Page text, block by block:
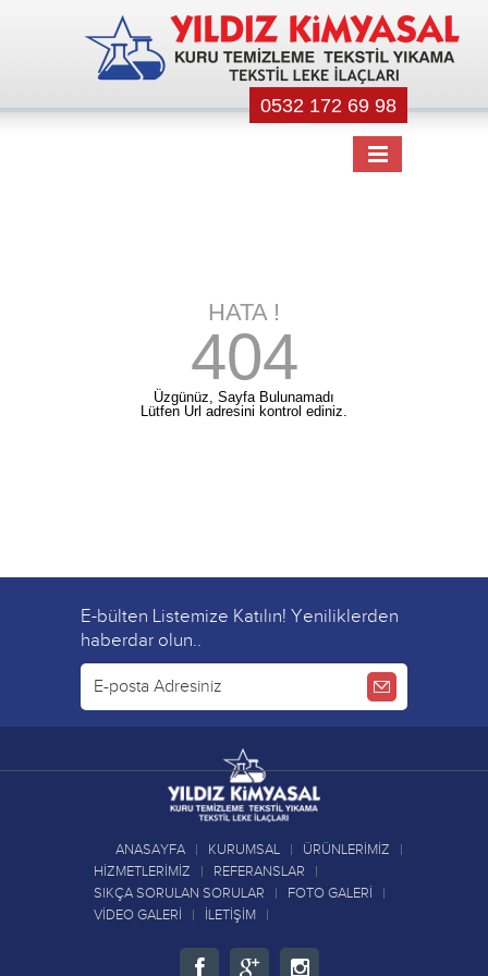
0532 172 69 98
HATA !
404
Üzgünüz, Sayfa Bulunamadı
Lütfen Url adresini kontrol ediniz.
E-bülten Listemize Katılın! Yeniliklerden
haberdar olun..
ANASAYFA KURUMSAL
ÜRÜNLERİMİZ
HİZMETLERİMİZ
REFERANSLAR
SIKÇA SORULAN SORULAR
FOTO GALERİ
VİDEO GALERİ
İLETİŞİM